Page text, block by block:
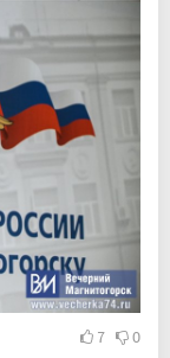
7 0